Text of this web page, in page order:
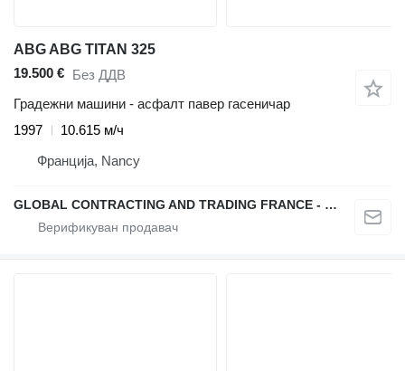
ABG ABG TITAN 325
19.500 € Без ДДВ
Градежни машини - асфалт павер гасеничар
1997
10.615 м/ч
Франција, Nancy
GLOBAL CONTRACTING AND TRADING FRANCE - GCTF